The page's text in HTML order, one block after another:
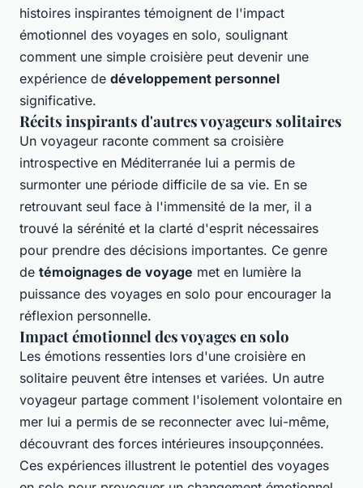
histoires inspirantes témoignent de l'impact
émotionnel des voyages en solo, soulignant
comment une simple croisière peut devenir une
expérience de développement personnel
significative.
Récits inspirants d'autres voyageurs solitaires
Un voyageur raconte comment sa croisière
introspective en Méditerranée lui a permis de
surmonter une période difficile de sa vie. En se
retrouvant seul face à l'immensité de la mer, il a
trouvé la sérénité et la clarté d'esprit nécessaires
pour prendre des décisions importantes. Ce genre
de témoignages de voyage met en lumière la
puissance des voyages en solo pour encourager la
réflexion personnelle.
Impact émotionnel des voyages en solo
Les émotions ressenties lors d'une croisière en
solitaire peuvent être intenses et variées. Un autre
voyageur partage comment l'isolement volontaire en
mer lui a permis de se reconnecter avec lui-même,
découvrant des forces intérieures insoupçonnées.
Ces expériences illustrent le potentiel des voyages